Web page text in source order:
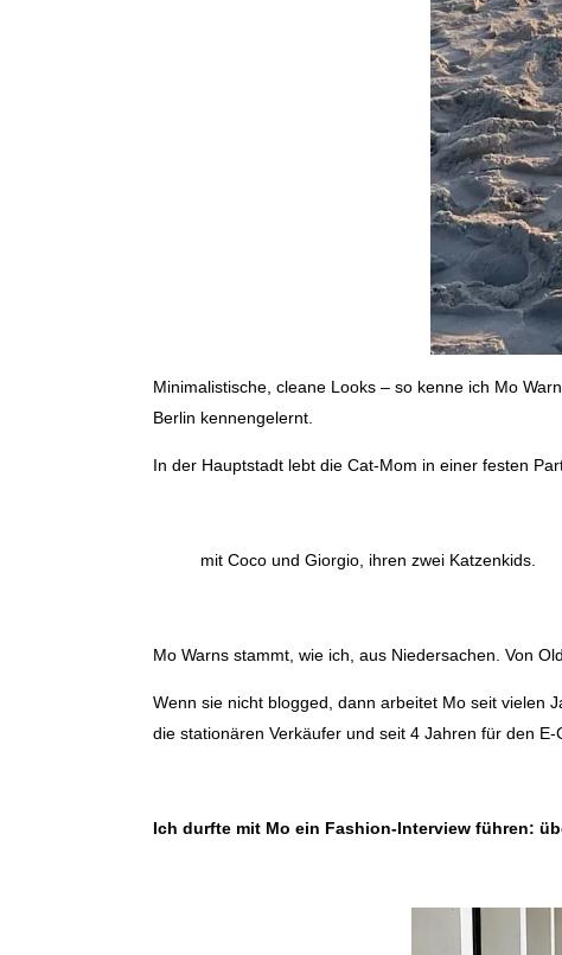
Minimalistische, cleane Looks – so kenne ich Mo
Berlin kennengelernt.
In der Hauptstadt lebt die Cat-Mom in einer festen
mit Coco und Giorgio, ihren zwei Katzenkids.
Mo Warns stammt, wie ich, aus Niedersachen. Von
Wenn sie nicht blogged, dann arbeitet Mo seit vielen
die stationären Verkäufer und seit 4 Jahren für den
Ich durfte mit Mo ein Fashion-Interview führen: